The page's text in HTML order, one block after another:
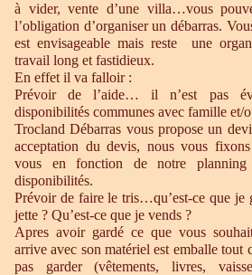
à vider, vente d’une villa…vous
l’obligation d’organiser un débarras.
est envisageable mais reste une
travail long et fastidieux.
En effet il va falloir :
Prévoir de l’aide… il n’est pas
disponibilités communes avec famille et/
Trocland Débarras vous propose un
acceptation du devis, nous vous
vous en fonction de notre
disponibilités.
Prévoir de faire le tris…qu’est-ce que je
jette ? Qu’est-ce que je vends ?
Apres avoir gardé ce que vous
arrive avec son matériel est emballe tout
pas garder (vêtements, livres,